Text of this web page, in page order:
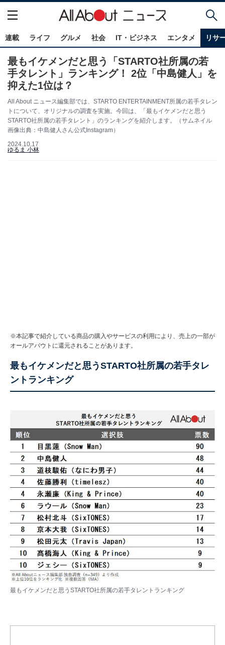
連載 ライフ グルメ 社会 IT・ビジネス エンタメ リサ
最もイケメンだと思う「STARTO社所属の若
手タレント」ランキング！ 2位「中島健人」を
抑えた1位は？
All About ニュース編集部では、STARTO ENTERTAINMENT所属の若手タレン
トについて、オリジナルの調査を実施。今回は、「最もイケメンだと思う
STARTO社所属の若手タレント」のランキングを紹介します。（サムネイル
画像出典：中島健人さん公式Instagram）
2024.10.17
ゆるま 小林
※本記事で紹介している商品の購入やサービスの利用により、売上の一部が
オールアバウトに還元されることがあります。
最もイケメンだと思うSTARTO社所属の若手タレ
ントランキング
最もイケメンだと思うSTARTO社所属の若手タレントランキング